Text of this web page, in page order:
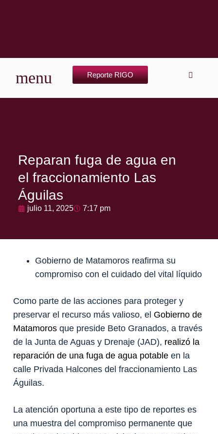
Reporte RIGO
Reparan fuga de agua en
el fraccionamiento Las
Águilas
julio 11, 2025 7:17 pm
Gobierno de Matamoros reafirma su
compromiso con el cuidado del vital líquido
Como parte de las acciones para proteger y
preservar el recurso más valioso, el Gobierno de
Matamoros que preside Beto Granados, a través
de la Junta de Aguas y Drenaje (JAD), realizó la
reparación de una fuga de agua potableen la
calle Privada Halcones del fraccionamiento Las
Águilas.
La atención oportuna a este tipo de reportes es
una muestra del compromiso permanente que